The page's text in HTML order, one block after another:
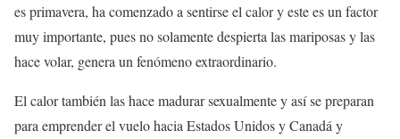
es primavera, ha comenzado a sentirse el calor y este es un factor
muy importante, pues no solamente despierta las mariposas y las
hace volar, genera un fenómeno extraordinario.
El calor también las hace madurar sexualmente y así se preparan
para emprender el vuelo hacia Estados Unidos y Canadá y